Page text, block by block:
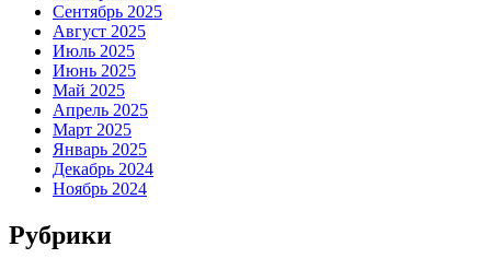
Сентябрь 2025
Август 2025
Июль 2025
Июнь 2025
Май 2025
Апрель 2025
Март 2025
Январь 2025
Декабрь 2024
Ноябрь 2024
Рубрики